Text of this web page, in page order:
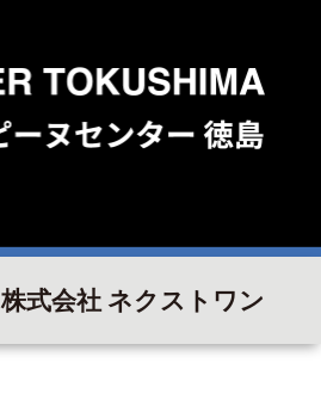
株式会社 ネクストワン